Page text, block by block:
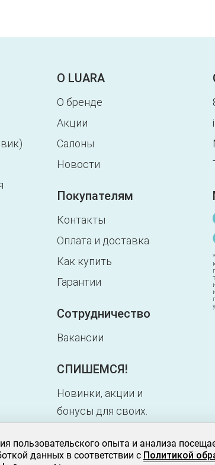
О LUARA
О бренде
Акции
Салоны
Новости
Покупателям
Контакты
Оплата и доставка
Как купить
Гарантии
Сотрудничество
Вакансии
СПИШЕМСЯ!
Новинки, акции и
бонусы для своих.
на почте!
пользовательского опыта и анализа
данных в соответствии с Политикой